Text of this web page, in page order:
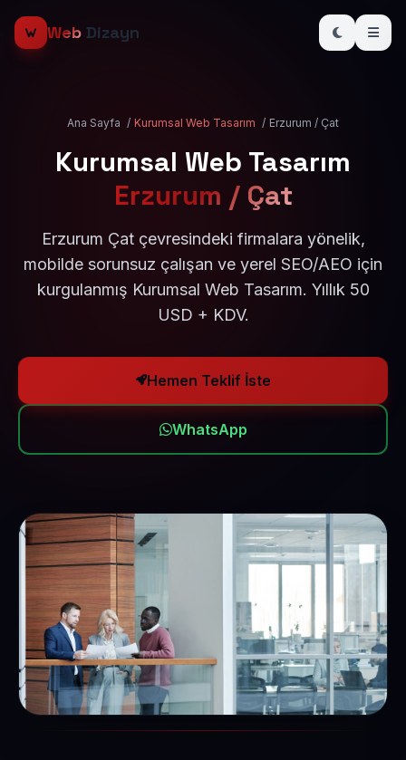
Web Dizayn
Ana Sayfa / Kurumsal Web Tasarım / Erzurum / Çat
Kurumsal Web Tasarım
Erzurum / Çat
Erzurum Çat çevresindeki firmalara yönelik,
mobilde sorunsuz çalışan ve yerel SEO/AEO için
kurgulanmış Kurumsal Web Tasarım. Yıllık 50
USD + KDV.
Hemen Teklif İste
WhatsApp